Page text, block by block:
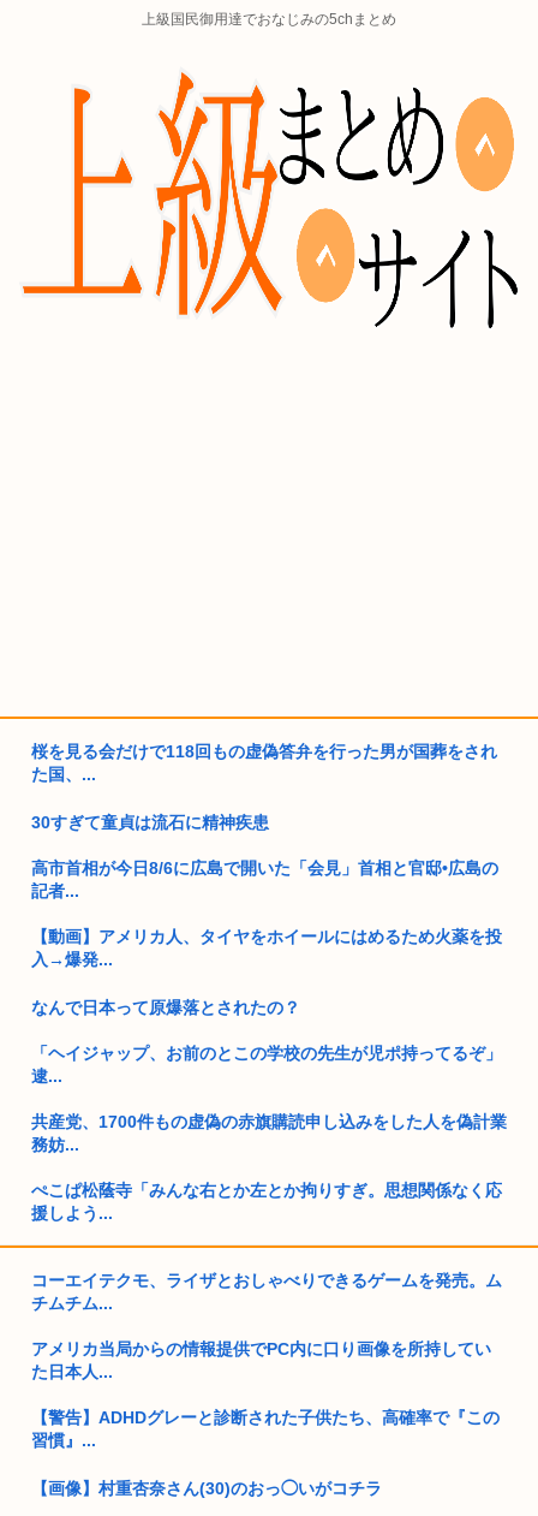
上級国民御用達でおなじみの5chまとめ
桜を見る会だけで118回もの虚偽答弁を行った男が国葬をされ
た国、...
30すぎて童貞は流石に精神疾患
高市首相が今日8/6に広島で開いた「会見」首相と官邸•広島の
記者...
【動画】アメリカ人、タイヤをホイールにはめるため火薬を投
入→爆発...
なんで日本って原爆落とされたの？
「ヘイジャップ、お前のとこの学校の先生が児ポ持ってるぞ」
逮...
共産党、1700件もの虚偽の赤旗購読申し込みをした人を偽計業
務妨...
ぺこぱ松蔭寺「みんな右とか左とか拘りすぎ。思想関係なく応
援しよう...
ツ素材...
菅直人元総理、再評価されるwww
【正論】中国政府「日本は原爆の被害者面を辞め、原爆が落と
された原...
童貞ワイ、バイト先のJDに飲みに誘われる！
コーエイテクモ、ライザとおしゃべりできるゲームを発売。ム
チムチム...
アメリカ当局からの情報提供でPC内に口り画像を所持してい
た日本人...
【警告】ADHDグレーと診断された子供たち、高確率で『この
習慣』...
【画像】村重杏奈さん(30)のおっ◯いがコチラ